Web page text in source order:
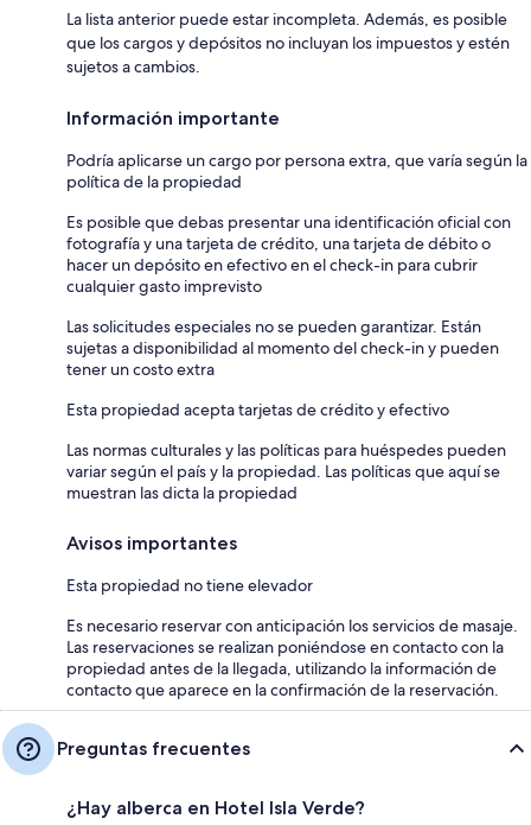
La lista anterior puede estar incompleta. Además, es posible
que los cargos y depósitos no incluyan los impuestos y estén
sujetos a cambios.
Información importante
Podría aplicarse un cargo por persona extra, que varía según la
política de la propiedad
Es posible que debas presentar una identificación oficial con
fotografía y una tarjeta de crédito, una tarjeta de débito o
hacer un depósito en efectivo en el check-in para cubrir
cualquier gasto imprevisto
Las solicitudes especiales no se pueden garantizar. Están
sujetas a disponibilidad al momento del check-in y pueden
tener un costo extra
Esta propiedad acepta tarjetas de crédito y efectivo
Las normas culturales y las políticas para huéspedes pueden
variar según el país y la propiedad. Las políticas que aquí se
muestran las dicta la propiedad
Avisos importantes
Esta propiedad no tiene elevador
Es necesario reservar con anticipación los servicios de masaje.
Las reservaciones se realizan poniéndose en contacto con la
propiedad antes de la llegada, utilizando la información de
contacto que aparece en la confirmación de la reservación.
Preguntas frecuentes
¿Hay alberca en Hotel Isla Verde?